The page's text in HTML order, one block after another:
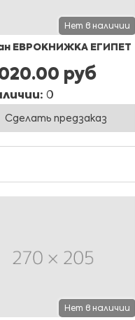
Нет в наличии
ЕВРОКНИЖКА ЕГИПЕТ
руб
0
Сделать предзаказ
Нет в наличии